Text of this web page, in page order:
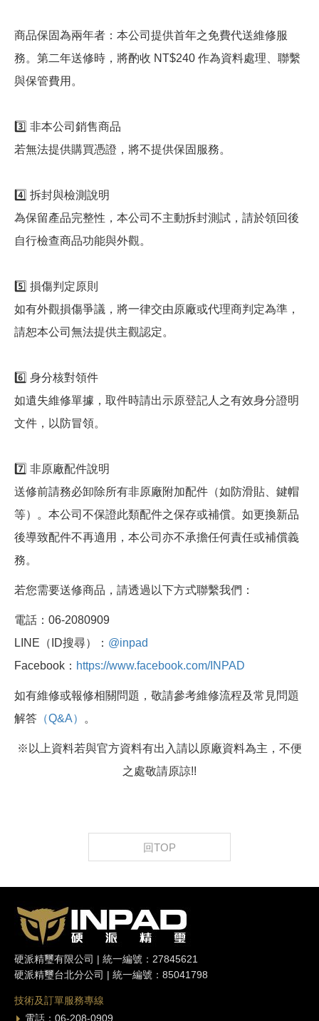
商品保固為兩年者：本公司提供首年之免費代送維修服
務。第二年送修時，將酌收 NT$240 作為資料處理、聯繫
與保管費用。
3️⃣ 非本公司銷售商品
若無法提供購買憑證，將不提供保固服務。
4️⃣ 拆封與檢測說明
為保留產品完整性，本公司不主動拆封測試，請於領回後
自行檢查商品功能與外觀。
5️⃣ 損傷判定原則
如有外觀損傷爭議，將一律交由原廠或代理商判定為準，
請恕本公司無法提供主觀認定。
6️⃣ 身分核對領件
如遺失維修單據，取件時請出示原登記人之有效身分證明
文件，以防冒領。
7️⃣ 非原廠配件說明
送修前請務必卸除所有非原廠附加配件（如防滑貼、鍵帽
等）。本公司不保證此類配件之保存或補償。如更換新品
後導致配件不再適用，本公司亦不承擔任何責任或補償義
務。
若您需要送修商品，請透過以下方式聯繫我們：
電話：06-2080909
LINE（ID搜尋）： @inpad
Facebook： https://www.facebook.com/INPAD
如有維修或報修相關問題，敬請參考維修流程及常見問題
解答 （Q&A） 。
※以上資料若與官方資料有出入請以原廠資料為主，不便
之處敬請原諒!!
回TOP
硬派精璽有限公司 | 統一編號：27845621
硬派精璽台北分公司 | 統一編號：85041798
技術及訂單服務專線
電話：06-208-0909